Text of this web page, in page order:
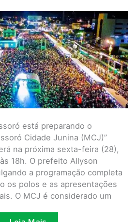
está preparando o
Cidade Junina (MCJ)”
na próxima sexta-feira (28),
18h. O prefeito Allyson
a programação completa
os polos e as apresentações
O MCJ é considerado um
será
dia
28
de
março